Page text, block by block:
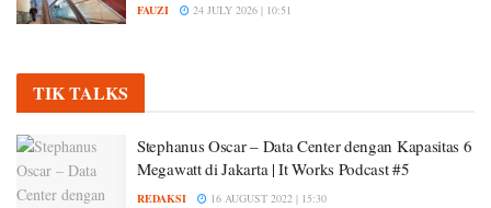
FAUZI 24 JULY 2026 | 10:51
TIK TALKS
Stephanus Oscar – Data Center dengan Kapasitas 6
Megawatt di Jakarta | It Works Podcast #5
REDAKSI 16 AUGUST 2022 | 15:30